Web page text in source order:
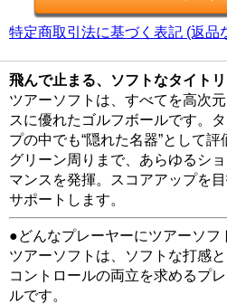
特定商取引法に基づく表記 (返品
飛んで止まる、ソフトなタイトリ
ツアーソフトは、すべてを高次
スに優れたゴルフボールです。
プの中でも“隠れた名器”として
グリーン周りまで、あらゆるシ
マンスを発揮。スコアアップを
サポートします。
●どんなプレーヤーにツアーソフ
ツアーソフトは、ソフトな打感
コントロールの両立を求めるプ
ルです。